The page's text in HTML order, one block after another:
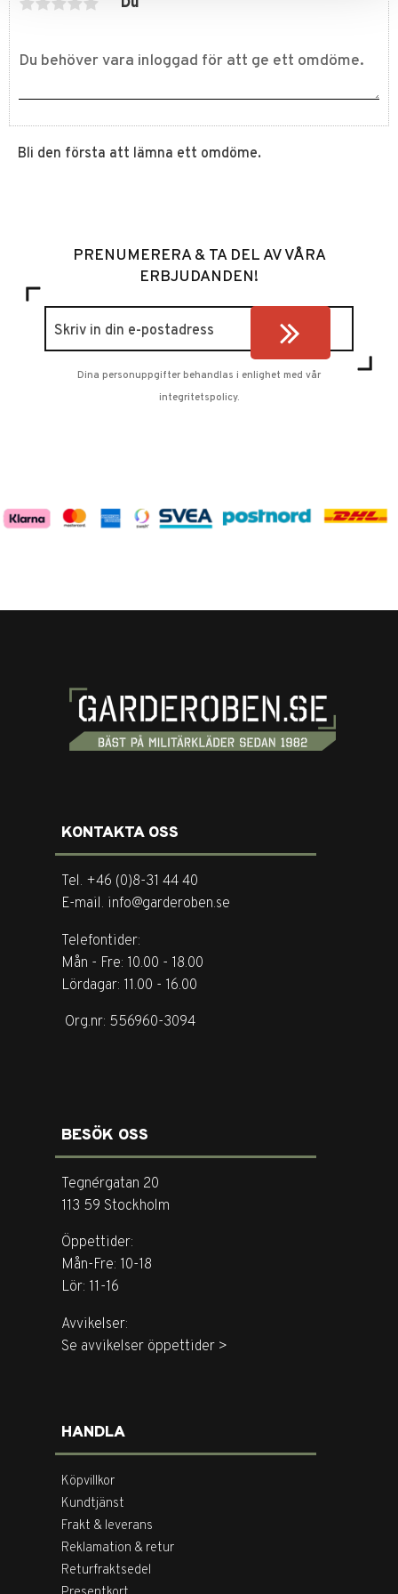
Bli den första att lämna ett omdöme.
PRENUMERERA & TA DEL AV VÅRA
ERBJUDANDEN!
Dina personuppgifter behandlas i enlighet med vår
integritetspolicy.
KONTAKTA OSS
Tel. +46 (0)8-31 44 40
E-mail. info@garderoben.se
Telefontider:
Mån - Fre: 10.00 - 18.00
Lördagar: 11.00 - 16.00
Org.nr: 556960-3094
BESÖK OSS
Tegnérgatan 20
113 59 Stockholm
Öppettider:
Mån-Fre: 10-18
Lör: 11-16
Avvikelser:
Se avvikelser öppettider >
HANDLA
Köpvillkor
Kundtjänst
Frakt & leverans
Reklamation & retur
Returfraktsedel